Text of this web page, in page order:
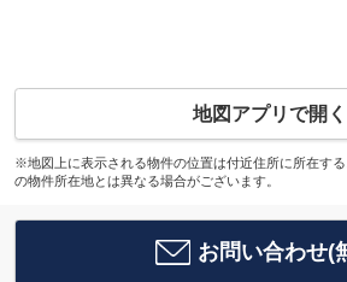
地図アプリで開く
※地図上に表示される物件の位置は付近住所に所在す
の物件所在地とは異なる場合がございます。
お問い合わせ(